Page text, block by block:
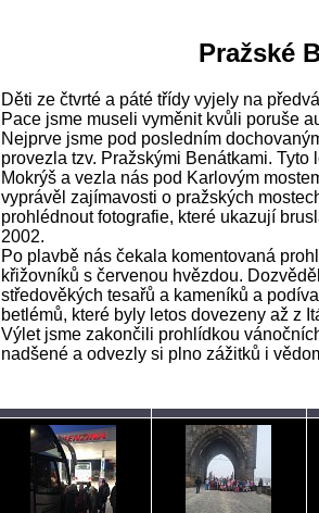
Pražské
Děti ze čtvrté a páté třídy vyjely na
Pace jsme museli vyměnit kvůli poruše
Nejprve jsme pod posledním
provezla tzv. Pražskými Benátkami.
Mokrýš a vezla nás pod Karlovým
vyprávěl zajímavosti o pražských
prohlédnout fotografie, které ukazují
2002.
Po plavbě nás čekala komentovaná
křižovníků s červenou hvězdou.
středověkých tesařů a kameníků a
betlémů, které byly letos dovezeny až z
Výlet jsme zakončili prohlídkou
nadšené a odvezly si plno zážitků i